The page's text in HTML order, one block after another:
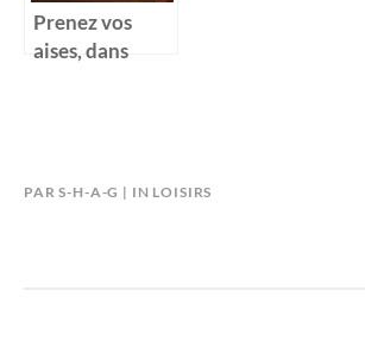
Prenez vos
aises, dans
PARS-H-A-G IN LOISIRS